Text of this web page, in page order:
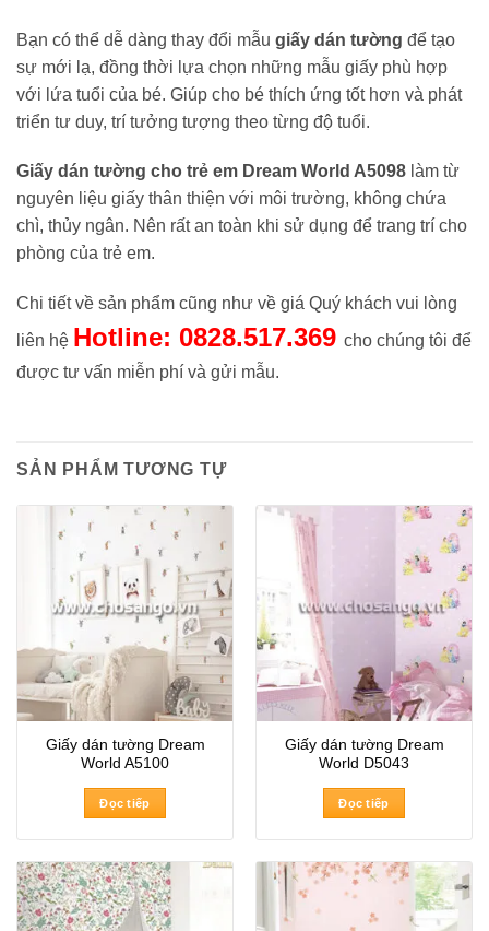
Bạn có thể dễ dàng thay đổi mẫu giấy dán tường để tạo
sự mới lạ, đồng thời lựa chọn những mẫu giấy phù hợp
với lứa tuổi của bé. Giúp cho bé thích ứng tốt hơn và phát
triển tư duy, trí tưởng tượng theo từng độ tuổi.
Giấy dán tường cho trẻ em Dream World A5098 làm từ
nguyên liệu giấy thân thiện với môi trường, không chứa
chì, thủy ngân. Nên rất an toàn khi sử dụng để trang trí cho
phòng của trẻ em.
Chi tiết về sản phẩm cũng như về giá Quý khách vui lòng
liên hệ Hotline: 0828.517.369 cho chúng tôi để
được tư vấn miễn phí và gửi mẫu.
SẢN PHẨM TƯƠNG TỰ
Giấy dán tường Dream
World A5100
Đọc tiếp
Giấy dán tường Dream
World D5043
Đọc tiếp